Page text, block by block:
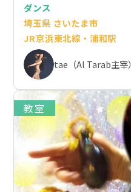
ダンス
埼玉県 さいたま市
JR京浜東北線・浦和駅
tae（Al Tarab主宰）
教室